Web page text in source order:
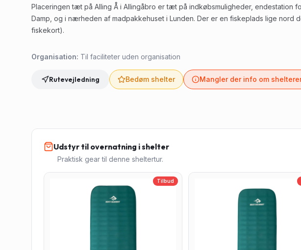
Placeringen tæt på Alling Å i Allingåbro er tæt på indkøbsmuligheder, endestation
Damp, og i nærheden af madpakkehuset i Lunden. Der er en fiskeplads lige nord
fiskekort).
Organisation: Til faciliteter uden organisation
Rutevejledning Bedøm shelter Mangler der info om
Udstyr til overnatning i shelter
Praktisk gear til denne sheltertur.
Tilbud